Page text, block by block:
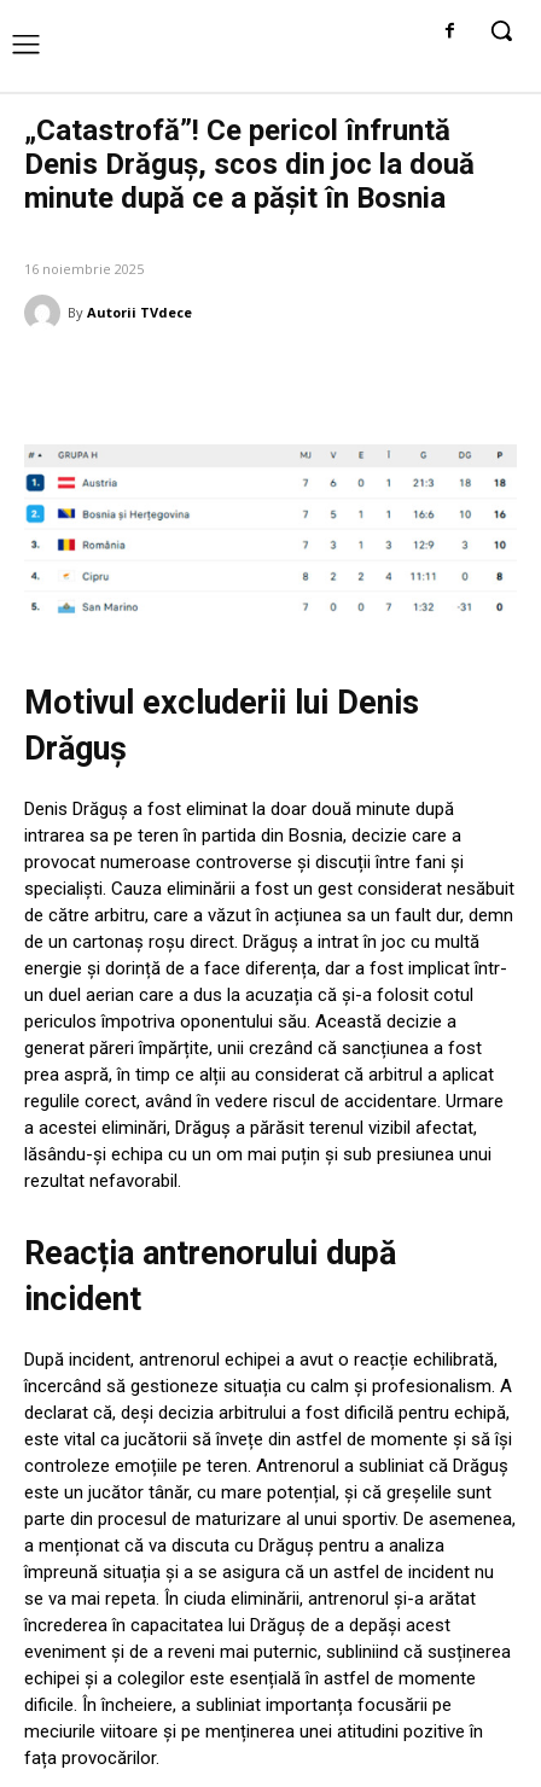
„Catastrofă”! Ce pericol înfruntă
Denis Drăguș, scos din joc la două
minute după ce a pășit în Bosnia
16 noiembrie 2025
By Autorii TVdece
Motivul excluderii lui Denis
Drăguș
Denis Drăguș a fost eliminat la doar două minute după
intrarea sa pe teren în partida din Bosnia, decizie care a
provocat numeroase controverse și discuții între fani și
specialiști. Cauza eliminării a fost un gest considerat nesăbuit
de către arbitru, care a văzut în acțiunea sa un fault dur, demn
de un cartonaș roșu direct. Drăguș a intrat în joc cu multă
energie și dorință de a face diferența, dar a fost implicat într-
un duel aerian care a dus la acuzația că și-a folosit cotul
periculos împotriva oponentului său. Această decizie a
generat păreri împărțite, unii crezând că sancțiunea a fost
prea aspră, în timp ce alții au considerat că arbitrul a aplicat
regulile corect, având în vedere riscul de accidentare. Urmare
a acestei eliminări, Drăguș a părăsit terenul vizibil afectat,
lăsându-și echipa cu un om mai puțin și sub presiunea unui
rezultat nefavorabil.
Reacția antrenorului după
incident
După incident, antrenorul echipei a avut o reacție echilibrată,
încercând să gestioneze situația cu calm și profesionalism. A
declarat că, deși decizia arbitrului a fost dificilă pentru echipă,
este vital ca jucătorii să învețe din astfel de momente și să își
controleze emoțiile pe teren. Antrenorul a subliniat că Drăguș
este un jucător tânăr, cu mare potențial, și că greșelile sunt
parte din procesul de maturizare al unui sportiv. De asemenea,
a menționat că va discuta cu Drăguș pentru a analiza
împreună situația și a se asigura că un astfel de incident nu
se va mai repeta. În ciuda eliminării, antrenorul și-a arătat
încrederea în capacitatea lui Drăguș de a depăși acest
eveniment și de a reveni mai puternic, subliniind că susținerea
echipei și a colegilor este esențială în astfel de momente
dificile. În încheiere, a subliniat importanța focusării pe
meciurile viitoare și pe menținerea unei atitudini pozitive în
fața provocărilor.